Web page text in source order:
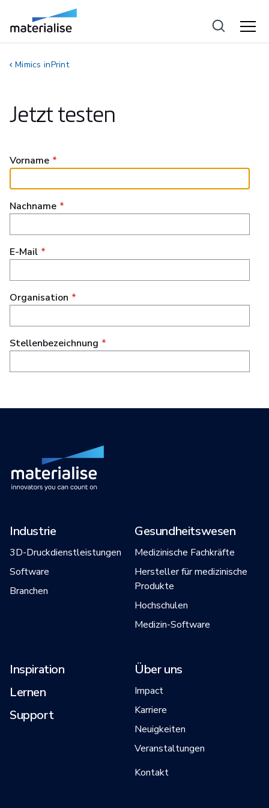
Mimics inPrint
Jetzt testen
Industrie
3D-Druckdienstleistungen
Software
Branchen
Gesundheitswesen
Medizinische Fachkräfte
Hersteller für medizinische
Produkte
Hochschulen
Medizin-Software
Inspiration
Lernen
Support
Über uns
Impact
Karriere
Neuigkeiten
Veranstaltungen
Kontakt